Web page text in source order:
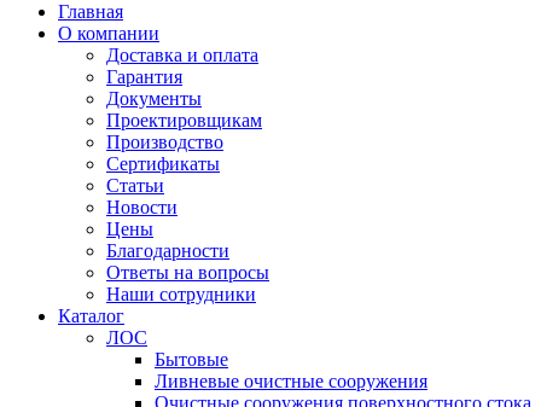
Главная
О компании
Доставка и оплата
Гарантия
Документы
Проектировщикам
Производство
Сертификаты
Статьи
Новости
Цены
Благодарности
Ответы на вопросы
Наши сотрудники
Каталог
ЛОС
Бытовые
Ливневые очистные сооружения
Очистные сооружения поверхностного стока